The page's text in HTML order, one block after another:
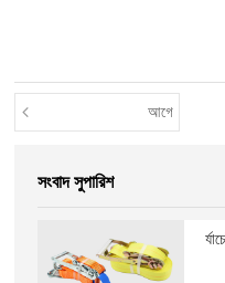
আগে
সংবাদ সুপারিশ